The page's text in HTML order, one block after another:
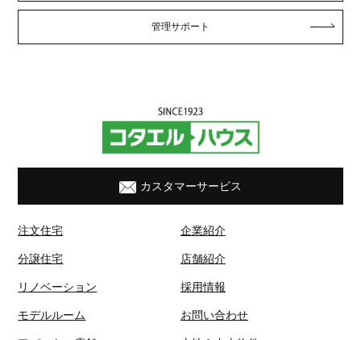
管理サポート
カスタマーサービス
注文住宅
分譲住宅
リノベーション
モデルルーム
企業紹介
店舗紹介
採用情報
お問い合わせ